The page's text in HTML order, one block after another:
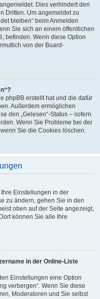
Dies verhindert den
Dritten. Um angemeldet zu
bleiben“ beim Anmelden
Sie sich an einem öffentlichen
befinden. Wenn diese Option
von der Board-
phpBB erstellt hat und die dafür
Außerdem ermöglichen
den „Gelesen“-Status – sofern
Wenn Sie Probleme bei der
Sie die Cookies löschen.
Einstellungen in der
zu ändern, gehen Sie in den
oben auf der Seite angezeigt,
können Sie alle Ihre
in der Online-Liste
Einstellungen eine Option
verbergen“. Wenn Sie diese
Moderatoren und Sie selbst